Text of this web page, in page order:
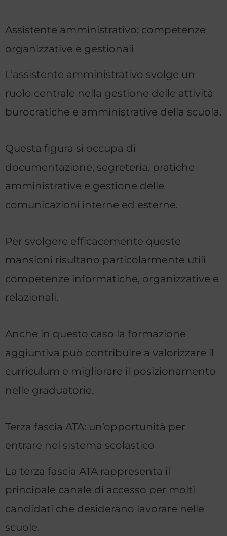
Assistente amministrativo: competenze
organizzative e gestionali
L’assistente amministrativo svolge un
ruolo centrale nella gestione delle attività
burocratiche e amministrative della scuola.
Questa figura si occupa di
documentazione, segreteria, pratiche
amministrative e gestione delle
comunicazioni interne ed esterne.
Per svolgere efficacemente queste
mansioni risultano particolarmente utili
competenze informatiche, organizzative e
relazionali.
Anche in questo caso la formazione
aggiuntiva può contribuire a valorizzare il
curriculum e migliorare il posizionamento
nelle graduatorie.
Terza fascia ATA: un’opportunità per
entrare nel sistema scolastico
La terza fascia ATA rappresenta il
principale canale di accesso per molti
candidati che desiderano lavorare nelle
scuole.